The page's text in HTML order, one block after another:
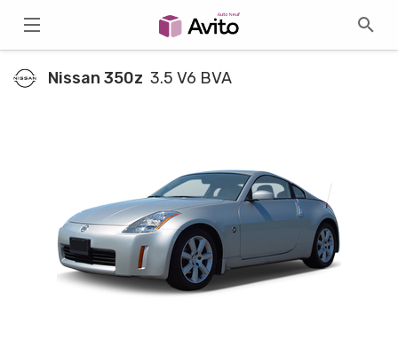
Nissan 350z 3.5 V6 BVA